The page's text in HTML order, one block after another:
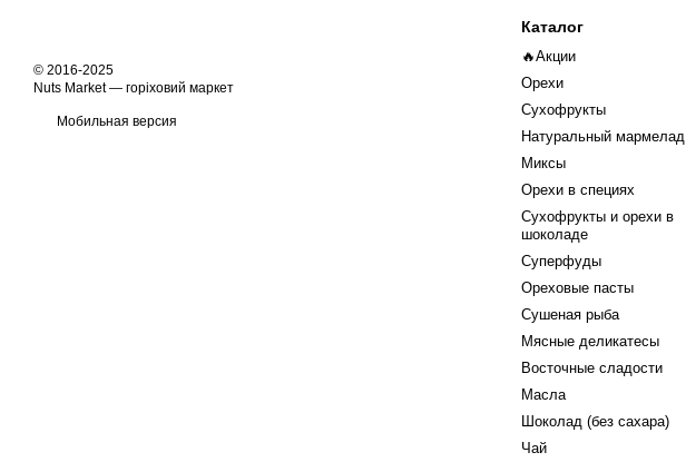
© 2016-2025
Nuts Market — горіховий маркет
Мобильная версия
Каталог
🔥Акции
Орехи
Сухофрукты
Натуральный мармелад
Миксы
Орехи в специях
Сухофрукты и орехи в
шоколаде
Суперфуды
Ореховые пасты
Сушеная рыба
Мясные деликатесы
Восточные сладости
Масла
Шоколад (без сахара)
Чай